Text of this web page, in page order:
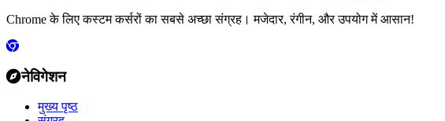
Chrome के लिए कस्टम कर्सरों का सबसे अच्छा संग्रह। मजेदार, रंगीन, और उपयोग में आसान!
नेविगेशन
मुख्य पृष्ठ